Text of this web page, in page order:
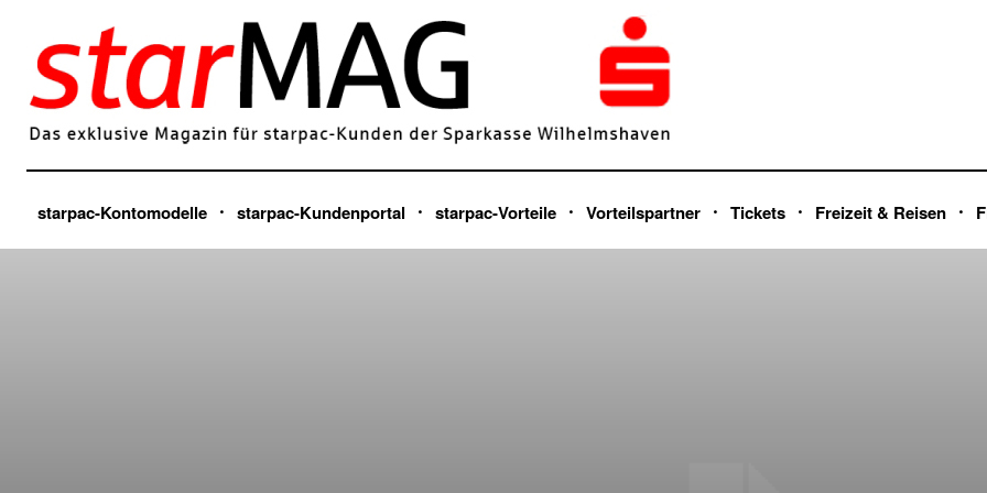
starpac-Kontomodelle starpac-Kundenportal starpac-Vorteile Vorteilspartner Tickets Freizeit & Reisen